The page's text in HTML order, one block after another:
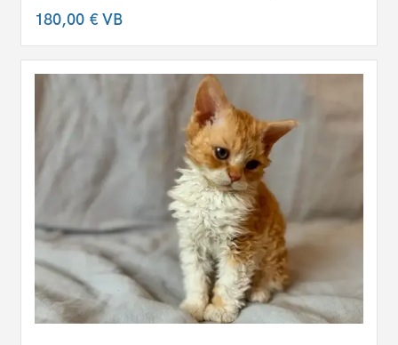
180,00 €VB